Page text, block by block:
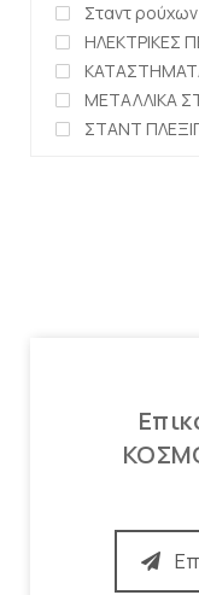
Σταντ
ΗΛΕΚΤΡΙΚΕΣ
ΜΕΤΑΛΛΙΚΑ
ΣΤΑΝΤ